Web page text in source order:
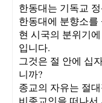
한동대는 기독교
한동대에 분향소
현 시국의 분위기
입니다.
그것은 절 안에 십
니까?
종교의 자유는 절